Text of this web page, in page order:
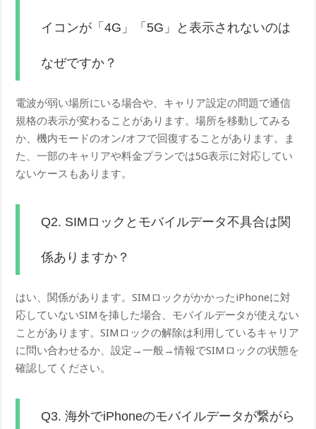
イコンが「4G」「5G」と表示されないのは
なぜですか？
電波が弱い場所にいる場合や、キャリア設定の問題で通信
規格の表示が変わることがあります。場所を移動してみる
か、機内モードのオン/オフで回復することがあります。ま
た、一部のキャリアや料金プランでは5G表示に対応してい
ないケースもあります。
Q2. SIMロックとモバイルデータ不具合は関
係ありますか？
はい、関係があります。SIMロックがかかったiPhoneに対
応していないSIMを挿した場合、モバイルデータが使えない
ことがあります。SIMロックの解除は利用しているキャリア
に問い合わせるか、設定→一般→情報でSIMロックの状態を
確認してください。
Q3. 海外でiPhoneのモバイルデータが繋がら